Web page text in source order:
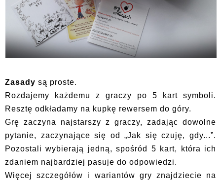
Zasady są proste.
Rozdajemy każdemu z graczy po 5 kart symboli.
Resztę odkładamy na kupkę rewersem do góry.
Grę zaczyna najstarszy z graczy, zadając dowolne
pytanie, zaczynające się od „Jak się czuję, gdy...”.
Pozostali wybierają jedną, spośród 5 kart, która ich
zdaniem najbardziej pasuje do odpowiedzi.
Więcej szczegółów i wariantów gry znajdziecie na